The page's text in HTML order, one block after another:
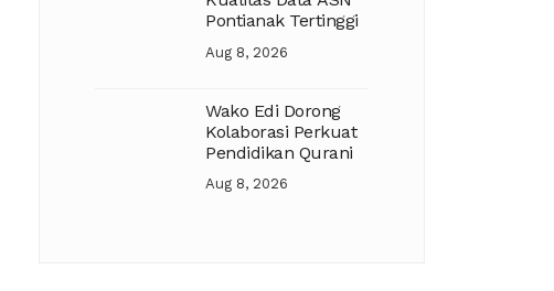
Pontianak Tertinggi
Aug 8, 2026
Wako Edi Dorong
Kolaborasi Perkuat
Pendidikan Qurani
Aug 8, 2026